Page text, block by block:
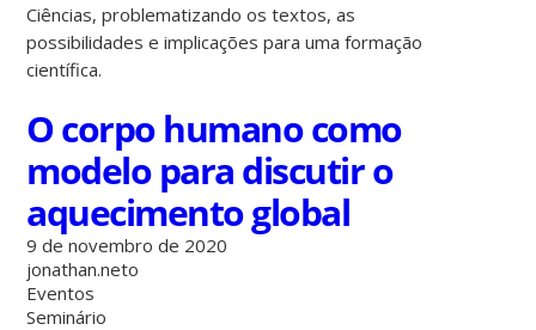
Ciências, problematizando os textos, as
possibilidades e implicações para uma formação
científica.
O corpo humano como
modelo para discutir o
aquecimento global
9 de novembro de 2020
jonathan.neto
Eventos
Seminário